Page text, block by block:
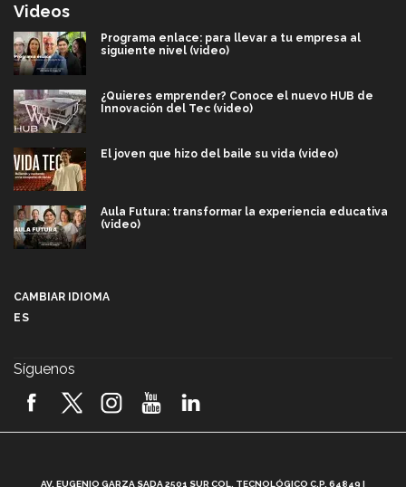
Videos
Programa enlace: para llevar a tu empresa al
siguiente nivel (video)
¿Quieres emprender? Conoce el nuevo HUB de
Innovación del Tec (video)
El joven que hizo del baile su vida (video)
Aula Futura: transformar la experiencia educativa
(video)
2026! (video)
CAMBIAR IDIOMA
ES
Síguenos
AV. EUGENIO GARZA SADA 2501 SUR COL. TECNOLÓGICO C.P. 64849 |